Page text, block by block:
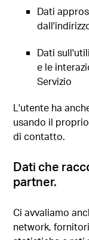
Dati
Dati
e le
Servizio
L'utente ha
usando il
di contatto.
Dati che
partner.
Ci avvaliamo
network,